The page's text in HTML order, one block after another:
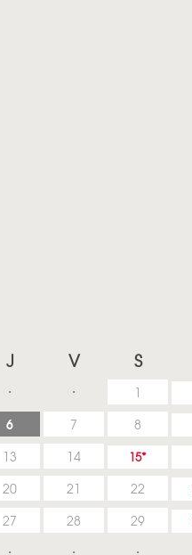
J V S
1
6 7 8
13 14 15
20 21 22
27 28 29